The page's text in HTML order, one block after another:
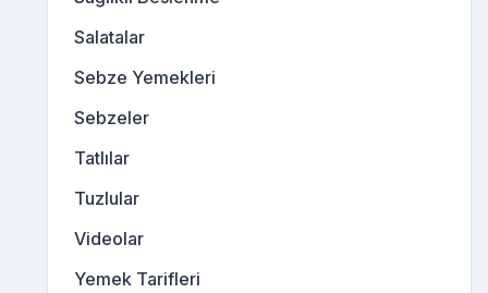
Salatalar
Sebze Yemekleri
Sebzeler
Tatlılar
Tuzlular
Videolar
Yemek Tarifleri